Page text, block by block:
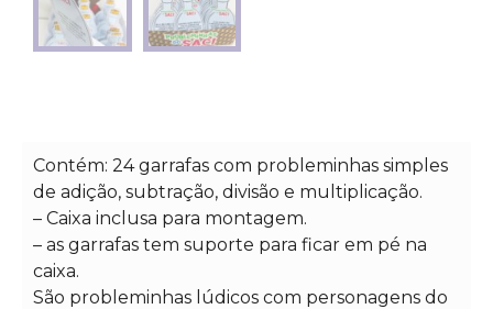
Contém: 24 garrafas com probleminhas simples
de adição, subtração, divisão e multiplicação.
– Caixa inclusa para montagem.
– as garrafas tem suporte para ficar em pé na
caixa.
São probleminhas lúdicos com personagens do